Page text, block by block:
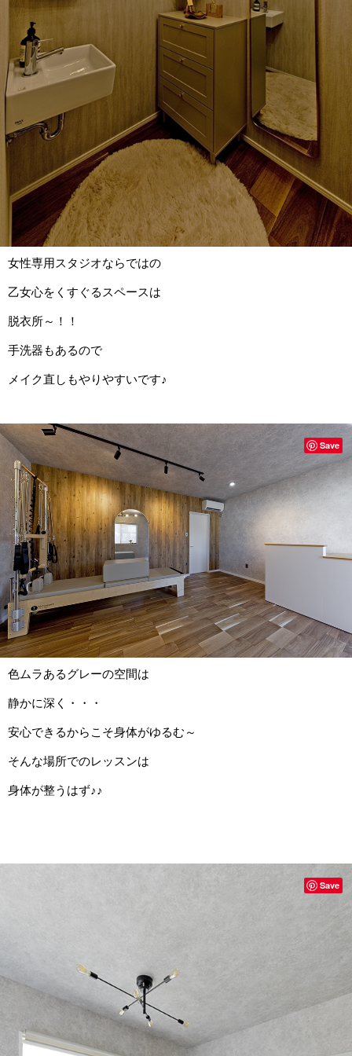
女性専用スタジオならではの
乙女心をくすぐるスペースは
脱衣所～！！
手洗器もあるので
メイク直しもやりやすいです♪
色ムラあるグレーの空間は
静かに深く・・・
安心できるからこそ身体がゆるむ～
そんな場所でのレッスンは
身体が整うはず♪♪
Save
Save